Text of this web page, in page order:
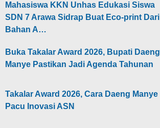
Mahasiswa KKN Unhas Edukasi Siswa
SDN 7 Arawa Sidrap Buat Eco-print Dari
Bahan A…
Buka Takalar Award 2026, Bupati Daeng
Manye Pastikan Jadi Agenda Tahunan
Takalar Award 2026, Cara Daeng Manye
Pacu Inovasi ASN